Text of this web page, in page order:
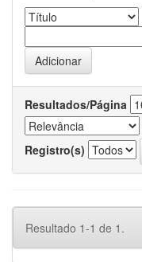
Resultados/Página
Registro(s)
Resultado 1-1 de 1.